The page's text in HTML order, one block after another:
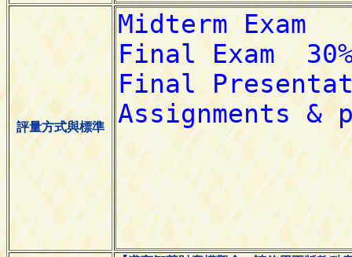
評量方式與標準